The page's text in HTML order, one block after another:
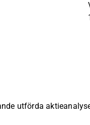
utförda